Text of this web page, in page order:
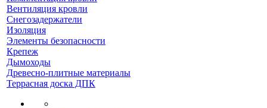
Вентиляция кровли
Снегозадержатели
Изоляция
Элементы безопасности
Крепеж
Дымоходы
Древесно-плитные материалы
Террасная доска ДПК